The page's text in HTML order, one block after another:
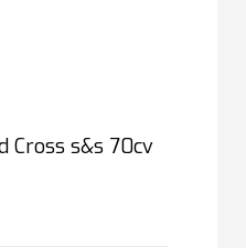
Cross s&s 70cv